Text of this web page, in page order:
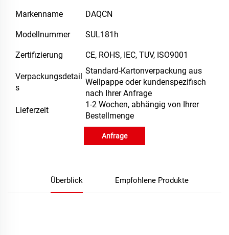
Markenname DAQCN
Modellnummer SUL181h
Zertifizierung CE, ROHS, IEC, TUV, ISO9001
Verpackungsdetail
s
Standard-Kartonverpackung aus
Wellpappe oder kundenspezifisch
nach Ihrer Anfrage
Lieferzeit
1-2 Wochen, abhängig von Ihrer
Bestellmenge
Anfrage
Überblick Empfohlene Produkte